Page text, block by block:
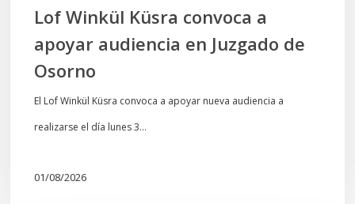
Lof Winkül Küsra convoca a
apoyar audiencia en Juzgado de
Osorno
El Lof Winkül Küsra convoca a apoyar nueva audiencia a
realizarse el día lunes 3…
01/08/2026